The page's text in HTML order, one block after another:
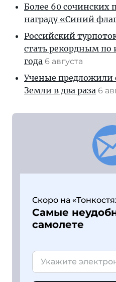
Более 60 сочинских
награду «Синий
Российский
стать рекордным по
года 6 августа
Ученые предложили
Земли в два раза 6
Скоро на
Самые
самолете